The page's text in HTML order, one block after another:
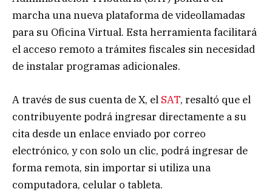
marcha una nueva plataforma de videollamadas
para su Oficina Virtual. Esta herramienta facilitará
el acceso remoto a trámites fiscales sin necesidad
de instalar programas adicionales.
A través de sus cuenta de X, el SAT, resaltó que el
contribuyente podrá ingresar directamente a su
cita desde un enlace enviado por correo
electrónico, y con solo un clic, podrá ingresar de
forma remota, sin importar si utiliza una
computadora, celular o tableta.